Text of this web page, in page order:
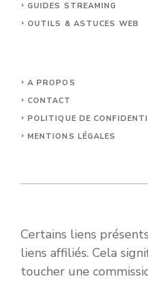
GUIDES STREAMING
OUTILS & ASTUCES WEB
A PROPOS
CONTACT
POLITIQUE DE
MENTIONS LÉGALES
Certains liens
liens affiliés. Cela
toucher une